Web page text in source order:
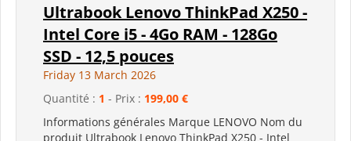
Ultrabook Lenovo ThinkPad X250 -
Intel Core i5 - 4Go RAM - 128Go
SSD - 12,5 pouces
Friday 13 March 2026
Quantité : 1 - Prix : 199,00 €
Informations générales Marque LENOVO Nom du
produit Ultrabook Lenovo ThinkPad X250 - Intel